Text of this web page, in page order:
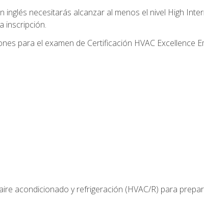
necesitarás alcanzar al menos el nivel High
inscripción.
para el examen de Certificación HVAC Excellence
acondicionado y refrigeración (HVAC/R) para